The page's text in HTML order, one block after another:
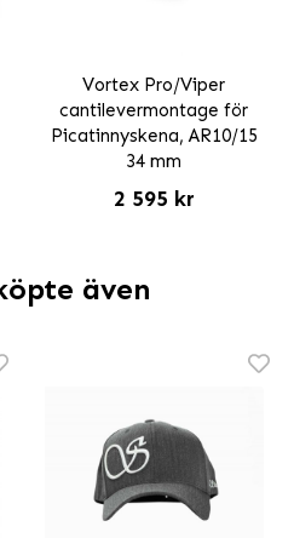
Vortex Pro/Viper
cantilevermontage för
Picatinnyskena, AR10/15
34 mm
2 595 kr
även